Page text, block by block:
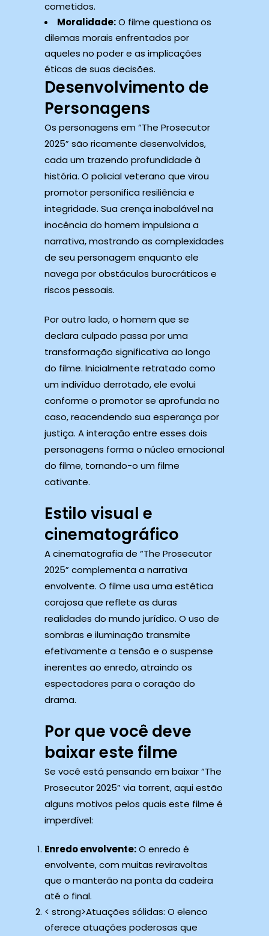
cometidos.
Moralidade:O filme questiona os
dilemas morais enfrentados por
aqueles no poder e as implicações
éticas de suas decisões.
Desenvolvimento de
Personagens
Os personagens em “The Prosecutor
2025” são ricamente desenvolvidos,
cada um trazendo profundidade à
história. O policial veterano que virou
promotor personifica resiliência e
integridade. Sua crença inabalável na
inocência do homem impulsiona a
narrativa, mostrando as complexidades
de seu personagem enquanto ele
navega por obstáculos burocráticos e
riscos pessoais.
Por outro lado, o homem que se
declara culpado passa por uma
transformação significativa ao longo
do filme. Inicialmente retratado como
um indivíduo derrotado, ele evolui
conforme o promotor se aprofunda no
caso, reacendendo sua esperança por
justiça. A interação entre esses dois
personagens forma o núcleo emocional
do filme, tornando-o um filme
cativante.
Estilo visual e
cinematográfico
A cinematografia de “The Prosecutor
2025” complementa a narrativa
envolvente. O filme usa uma estética
corajosa que reflete as duras
realidades do mundo jurídico. O uso de
sombras e iluminação transmite
efetivamente a tensão e o suspense
inerentes ao enredo, atraindo os
espectadores para o coração do
drama.
Por que você deve
baixar este filme
Se você está pensando em baixar “The
Prosecutor 2025” via torrent, aqui estão
alguns motivos pelos quais este filme é
imperdível:
Enredo envolvente:O enredo é
envolvente, com muitas reviravoltas
que o manterão na ponta da cadeira
até o final.
< strong>Atuações sólidas: O elenco
oferece atuações poderosas que